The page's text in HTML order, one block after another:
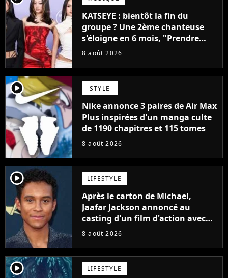
KATSEYE : bientôt la fin du
groupe ? Une 2ème chanteuse
s'éloigne en 6 mois, "Prendre
cette décision n’a pas été facile"
8 août 2026
player2 STYLE
Nike annonce 3 paires de Air Max
Plus inspirées d'un manga culte
de 1190 chapitres et 115 tomes
8 août 2026
player2 LIFESTYLE
Après le carton de Michael,
Jaafar Jackson annoncé au
casting d'un film d'action avec
Will Smith
8 août 2026
player2 LIFESTYLE